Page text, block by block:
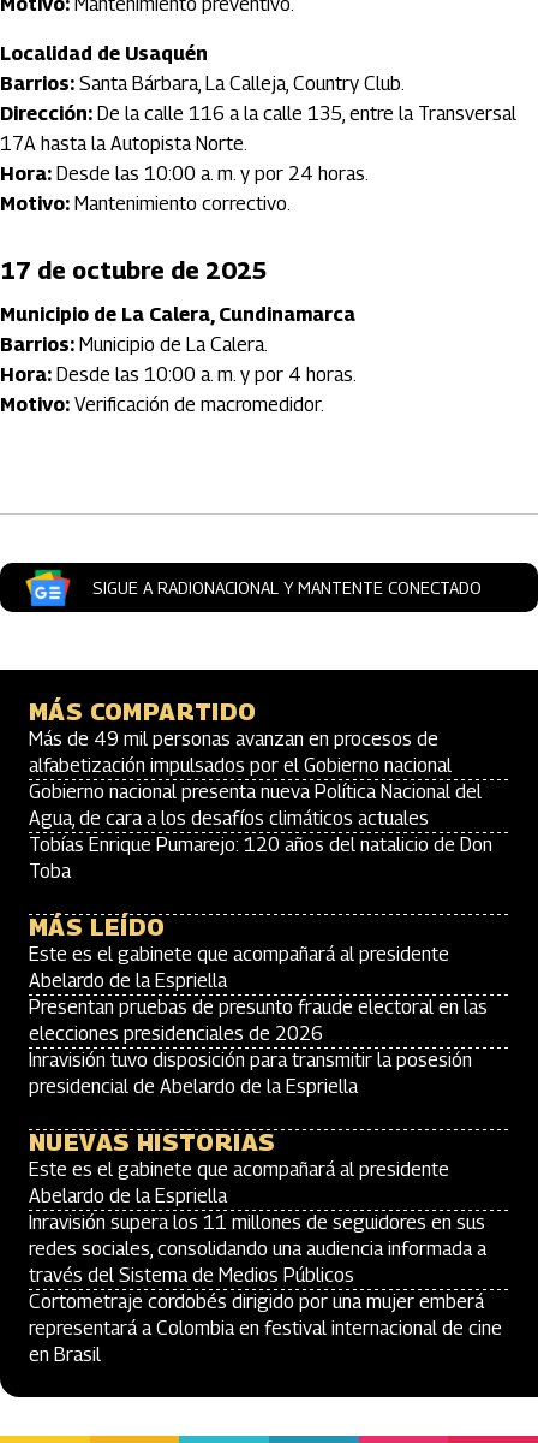
Localidad de Usaquén
Barrios: Santa Bárbara, La Calleja, Country Club.
Dirección: De la calle 116 a la calle 135, entre la Transversal
17A hasta la Autopista Norte.
Hora: Desde las 10:00 a. m. y por 24 horas.
Motivo: Mantenimiento correctivo.
17 de octubre de 2025
Municipio de La Calera, Cundinamarca
Barrios: Municipio de La Calera.
Hora: Desde las 10:00 a. m. y por 4 horas.
Motivo: Verificación de macromedidor.
SIGUE A RADIONACIONAL Y MANTENTE CONECTADO
MÁS COMPARTIDO
Más de 49 mil personas avanzan en procesos de
alfabetización impulsados por el Gobierno nacional
Gobierno nacional presenta nueva Política Nacional del
Agua, de cara a los desafíos climáticos actuales
Tobías Enrique Pumarejo: 120 años del natalicio de Don
Toba
MÁS LEÍDO
Este es el gabinete que acompañará al presidente
Abelardo de la Espriella
Presentan pruebas de presunto fraude electoral en las
elecciones presidenciales de 2026
Inravisión tuvo disposición para transmitir la posesión
presidencial de Abelardo de la Espriella
NUEVAS HISTORIAS
Este es el gabinete que acompañará al presidente
Abelardo de la Espriella
Inravisión supera los 11 millones de seguidores en sus
redes sociales, consolidando una audiencia informada a
través del Sistema de Medios Públicos
Cortometraje cordobés dirigido por una mujer emberá
representará a Colombia en festival internacional de cine
en Brasil